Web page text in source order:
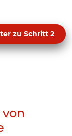
zu Schritt 2